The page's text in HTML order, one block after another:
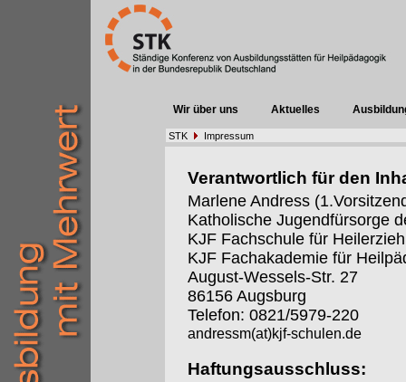
Wir über uns Aktuelles
STK Impressum
Verantwortlich für den
Marlene Andress
Katholische Jugendfürsorge
KJF Fachschule für
KJF Fachakademie für
August-Wessels-Str. 27
86156 Augsburg
Telefon: 0821/5979-220
andressm(at)kjf-schulen.de
Haftungsausschluss: